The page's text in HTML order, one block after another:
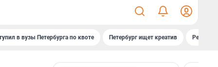
в вузы Петербурга по квоте Петербург ищет креатив